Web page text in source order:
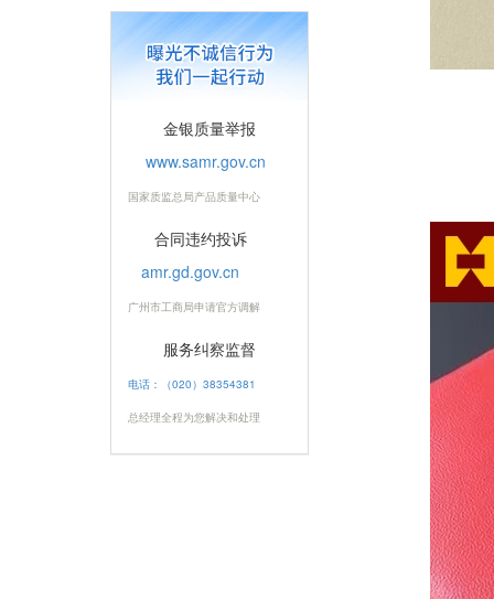
金银质量举报
www.samr.gov.cn
国家质监总局产品质量中心
合同违约投诉
amr.gd.gov.cn
广州市工商局申请官方调解
服务纠察监督
电话：（020）38354381
总经理全程为您解决和处理